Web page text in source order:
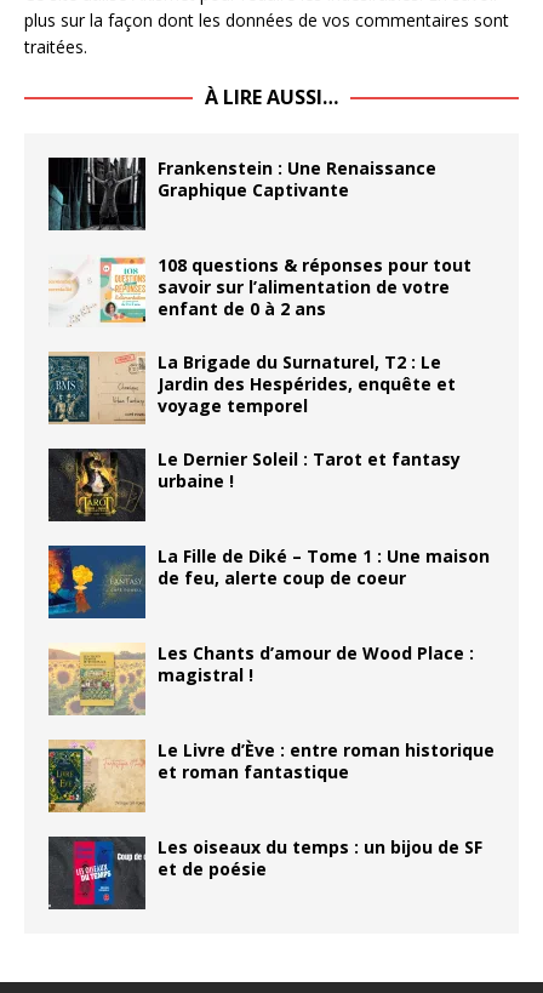
plus sur la façon dont les données de vos commentaires sont
traitées.
À LIRE AUSSI…
Frankenstein : Une Renaissance
Graphique Captivante
108 questions & réponses pour tout
savoir sur l’alimentation de votre
enfant de 0 à 2 ans
La Brigade du Surnaturel, T2 : Le
Jardin des Hespérides, enquête et
voyage temporel
Le Dernier Soleil : Tarot et fantasy
urbaine !
La Fille de Diké – Tome 1 : Une maison
de feu, alerte coup de coeur
Les Chants d’amour de Wood Place :
magistral !
Le Livre d’Ève : entre roman historique
et roman fantastique
Les oiseaux du temps : un bijou de SF
et de poésie